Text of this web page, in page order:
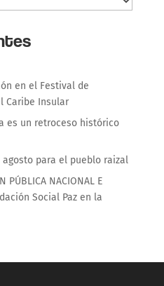
en el Festival de
Caribe Insular
es un retroceso histórico
para el pueblo raizal
PÚBLICA NACIONAL E
Social Paz en la